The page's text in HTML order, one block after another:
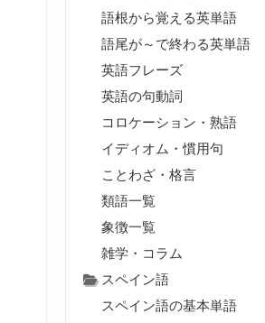
語根から覚える英単語
語尾が～で終わる英単語
英語フレーズ
英語の句動詞
コロケーション・熟語
イディオム・慣用句
ことわざ・格言
類語一覧
象徴一覧
雑学・コラム
スペイン語
スペイン語の基本単語